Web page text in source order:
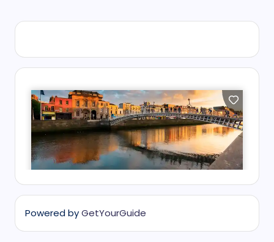
Powered byGetYourGuide